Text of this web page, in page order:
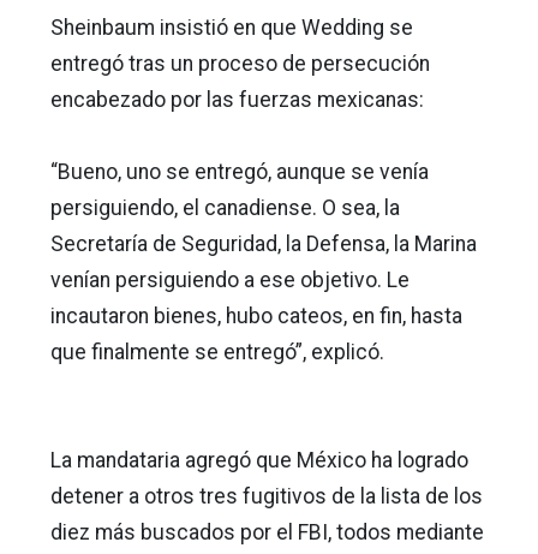
Sheinbaum insistió en que Wedding se
entregó tras un proceso de persecución
encabezado por las fuerzas mexicanas:
“Bueno, uno se entregó, aunque se venía
persiguiendo, el canadiense. O sea, la
Secretaría de Seguridad, la Defensa, la Marina
venían persiguiendo a ese objetivo. Le
incautaron bienes, hubo cateos, en fin, hasta
que finalmente se entregó”, explicó.
La mandataria agregó que México ha logrado
detener a otros tres fugitivos de la lista de los
diez más buscados por el FBI, todos mediante